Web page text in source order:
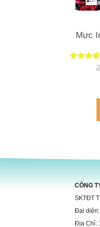
Mực
Được
hạng
CÔNG
SKTĐT
Đại
Địa Chỉ: